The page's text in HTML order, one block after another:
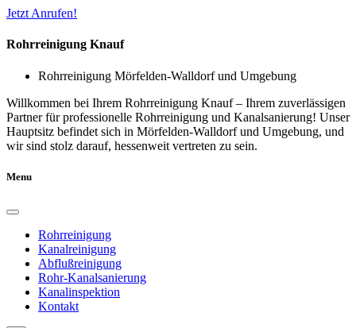
Jetzt Anrufen!
Rohrreinigung Knauf
Rohrreinigung Mörfelden-Walldorf und Umgebung
Willkommen bei Ihrem Rohrreinigung Knauf – Ihrem zuverlässigen
Partner für professionelle Rohrreinigung und Kanalsanierung! Unser
Hauptsitz befindet sich in Mörfelden-Walldorf und Umgebung, und
wir sind stolz darauf, hessenweit vertreten zu sein.
Menu
Rohrreinigung
Kanalreinigung
Abflußreinigung
Rohr-Kanalsanierung
Kanalinspektion
Kontakt